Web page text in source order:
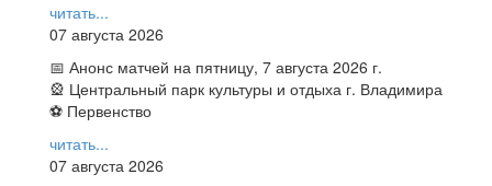
читать...
07 августа 2026
📅 Анонс матчей на пятницу, 7 августа 2026 г.
🎡 Центральный парк культуры и отдыха г. Владимира
⚽ Первенство
читать...
07 августа 2026